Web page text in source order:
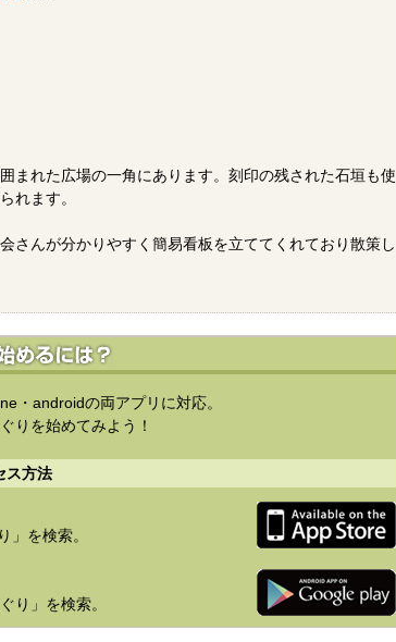
まれた広場の一角にあります。刻印の残された石垣も使
れます。
さんが分かりやすく簡易看板を立ててくれており散策し
・androidの両アプリに対応。
りを始めてみよう！
ス方法
」を検索。
り」を検索。